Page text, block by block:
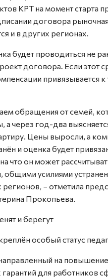
КРТ на момент старта
договора
и в других регионах.
будет проводиться не
договора. Если этот
привязывается
обращения от семей,
через год-два
Цены выросли, а
и оценка будет
что он может
усилиями
– отметила
Прокопьева.
и берегут
особый статус
на
для работников